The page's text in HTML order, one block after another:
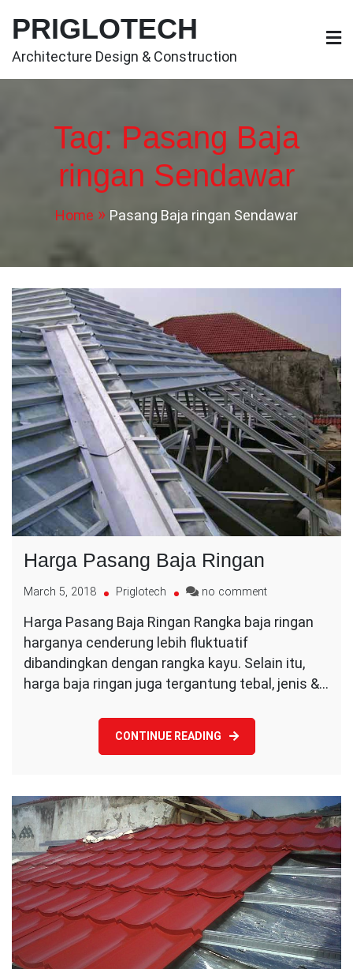
content
PRIGLOTECH
Architecture Design & Construction
Tag: Pasang Baja
ringan Sendawar
Home Pasang Baja ringan Sendawar
Harga Pasang Baja Ringan
March 5, 2018 Priglotech no commenton
Pasang
Ringan
Harga Pasang Baja Ringan Rangka baja ringan
harganya cenderung lebih fluktuatif
dibandingkan dengan rangka kayu. Selain itu,
harga baja ringan juga tergantung tebal, jenis &…
CONTINUE READING